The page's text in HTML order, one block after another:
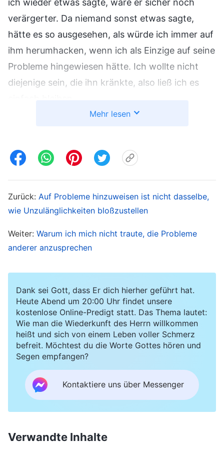
verärgerter. Da niemand sonst etwas sagte,
hätte es so ausgesehen, als würde ich immer auf
ihm herumhacken, wenn ich als Einzige auf seine
Probleme hingewiesen hätte. Ich wollte nicht
diejenige sein, die ihn kränkte, also ließ ich es
aufgrund der Verhaftungen von Christen durch
und andere, die ungeeignet waren, mussten neu
eingeteilt werden. Wir konnten aber keine
die Arbeit beeinträchtigte. Durch Nachdenken
und Zusammenfassen wurde mir klar, dass wir
uns generell nicht auf die Förderung von
Menschen konzentriert hatten. Also verfasste
ich ein Mitteilungsschreiben an die Kirchen über
dieses Problem und bat die Leiter und
Mitarbeiter, sich auf die Förderung von
Menschen zu konzentrieren, damit sie diese
Dann leitete ich es an Lin Hai und unsere
Arbeitspartnerin, Schwester Wang Dan, weiter,
damit sie es auf eventuelle Probleme oder
Mängel überprüfen und vor dem Versand an die
Mehr lesen
Zurück: Auf Probleme hinzuweisen ist nicht dasselbe,
wie Unzulänglichkeiten bloßzustellen
Weiter: Warum ich mich nicht traute, die Probleme
anderer anzusprechen
Dank sei Gott, dass Er dich hierher geführt hat.
Heute Abend um 20:00 Uhr findet unsere
kostenlose Online-Predigt statt. Das Thema lautet:
Wie man die Wiederkunft des Herrn willkommen
heißt und sich von einem Leben voller Schmerz
befreit. Möchtest du die Worte Gottes hören und
Segen empfangen?
Kontaktiere uns über Messenger
Verwandte Inhalte